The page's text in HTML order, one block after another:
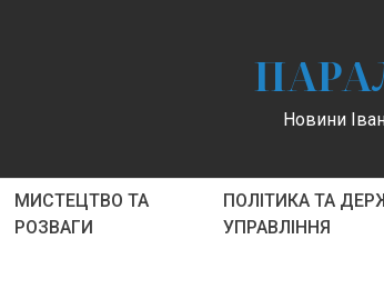
Новини
МИСТЕЦТВО ТА
РОЗВАГИ
ПОЛІТИКА ТА
УПРАВЛІННЯ